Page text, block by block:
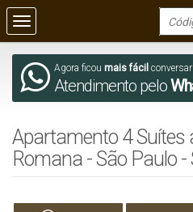
Agora ficou mais fácil
Atendimento pelo
Apartamento 4 Suítes
Romana - São Paulo -